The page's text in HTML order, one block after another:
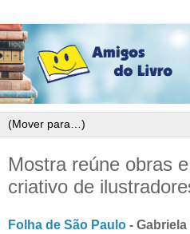
Mostra reúne obras
criativo de
Folha de São Paulo - Gabriela